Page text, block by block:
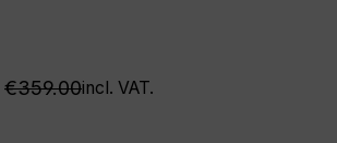
Regular price:
€359.00incl. VAT.